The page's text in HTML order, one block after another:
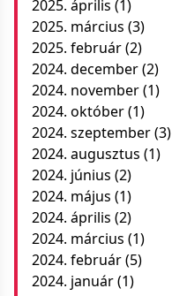
2025. április (1)
2025. március (3)
2025. február(2)
2024. december(2)
2024. november(1)
2024. október(1)
2024. szeptember(3)
2024. augusztus (1)
2024. június (2)
2024. május (1)
2024. április (2)
2024. március (1)
2024. február(5)
2024. január(1)